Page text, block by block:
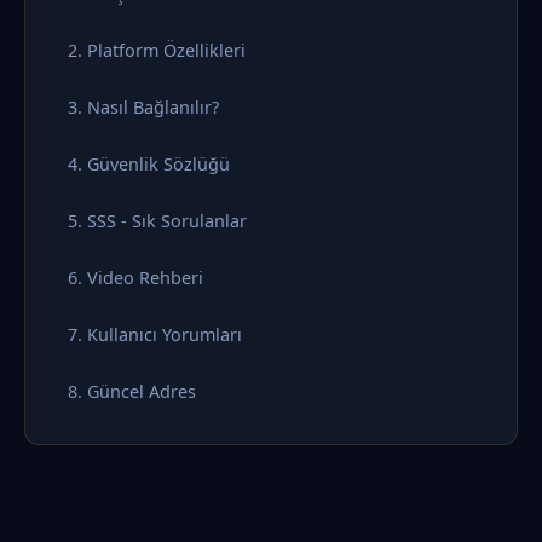
2. Platform Özellikleri
3. Nasıl Bağlanılır?
4. Güvenlik Sözlüğü
5. SSS - Sık Sorulanlar
6. Video Rehberi
7. Kullanıcı Yorumları
8. Güncel Adres